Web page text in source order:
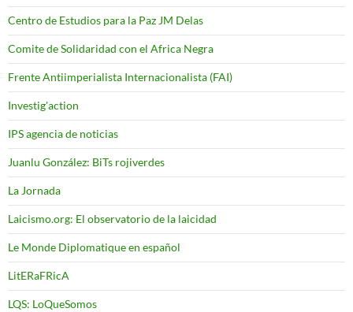
Centro de Estudios para la Paz JM Delas
Comite de Solidaridad con el Africa Negra
Frente Antiimperialista Internacionalista (FAI)
Investig'action
IPS agencia de noticias
Juanlu González: BiTs rojiverdes
La Jornada
Laicismo.org: El observatorio de la laicidad
Le Monde Diplomatique en español
LitERaFRicA
LQS: LoQueSomos